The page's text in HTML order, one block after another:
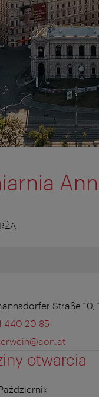
Straße 10,
440 20 85
otwarcia